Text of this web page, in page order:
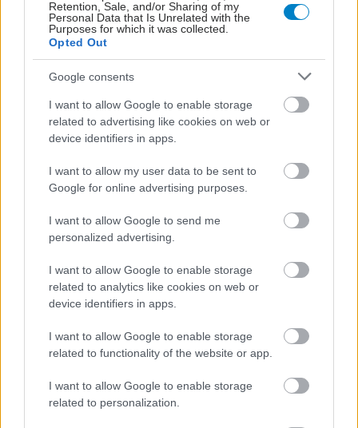
Retention, Sale, and/or Sharing of my
Personal Data that Is Unrelated with the
Purposes for which it was collected.
Opted Out
Google consents
I want to allow Google to enable storage
related to advertising like cookies on web or
device identifiers in apps.
I want to allow my user data to be sent to
Google for online advertising purposes.
I want to allow Google to send me
personalized advertising.
I want to allow Google to enable storage
related to analytics like cookies on web or
device identifiers in apps.
I want to allow Google to enable storage
related to functionality of the website or app.
I want to allow Google to enable storage
related to personalization.
ΣΗΜΕΡΑ ΣΤΟ IATRONET.GR